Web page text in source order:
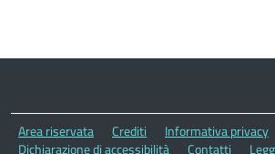
Area riservata Crediti Informativa privacy
Dichiarazione di accessibilità
Contatti